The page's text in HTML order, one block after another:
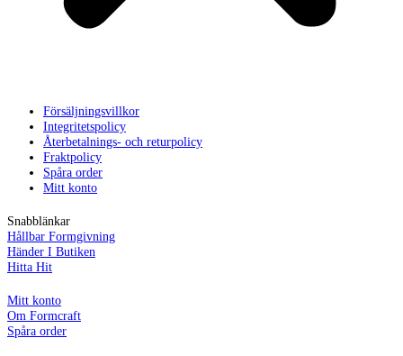
Försäljningsvillkor
Integritetspolicy
Återbetalnings- och returpolicy
Fraktpolicy
Spåra order
Mitt konto
Snabblänkar
Hållbar Formgivning
Händer I Butiken
Hitta Hit
Mitt konto
Om Formcraft
Spåra order